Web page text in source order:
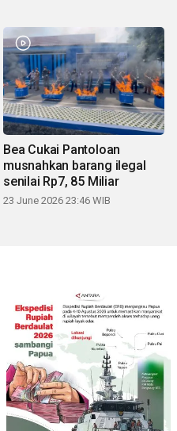
Bea Cukai Pantoloan
musnahkan barang ilegal
senilai Rp7, 85 Miliar
23 June 2026 23:46 WIB